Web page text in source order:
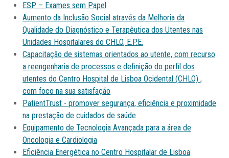
ESP – Exames sem Papel
Aumento da Inclusão Social através da Melhoria da
Qualidade do Diagnóstico e Terapêutica dos Utentes nas
Unidades Hospitalares do CHLO, E.P.E.
Capacitação de sistemas orientados ao utente, com recurso
a reengenharia de processos e definição do perfil dos
utentes do Centro Hospital de Lisboa Ocidental (CHLO) ,
com foco na sua satisfação
PatientTrust - promover segurança, eficiência e proximidade
na prestação de cuidados de saúde
Equipamento de Tecnologia Avançada para a área de
Oncologia e Cardiologia
Eficiência Energética no Centro Hospitalar de Lisboa